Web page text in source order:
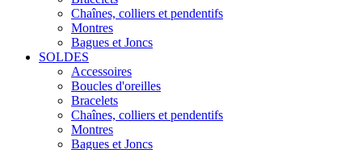
Chaînes, colliers et pendentifs
Montres
Bagues et Joncs
SOLDES
Accessoires
Boucles d'oreilles
Bracelets
Chaînes, colliers et pendentifs
Montres
Bagues et Joncs